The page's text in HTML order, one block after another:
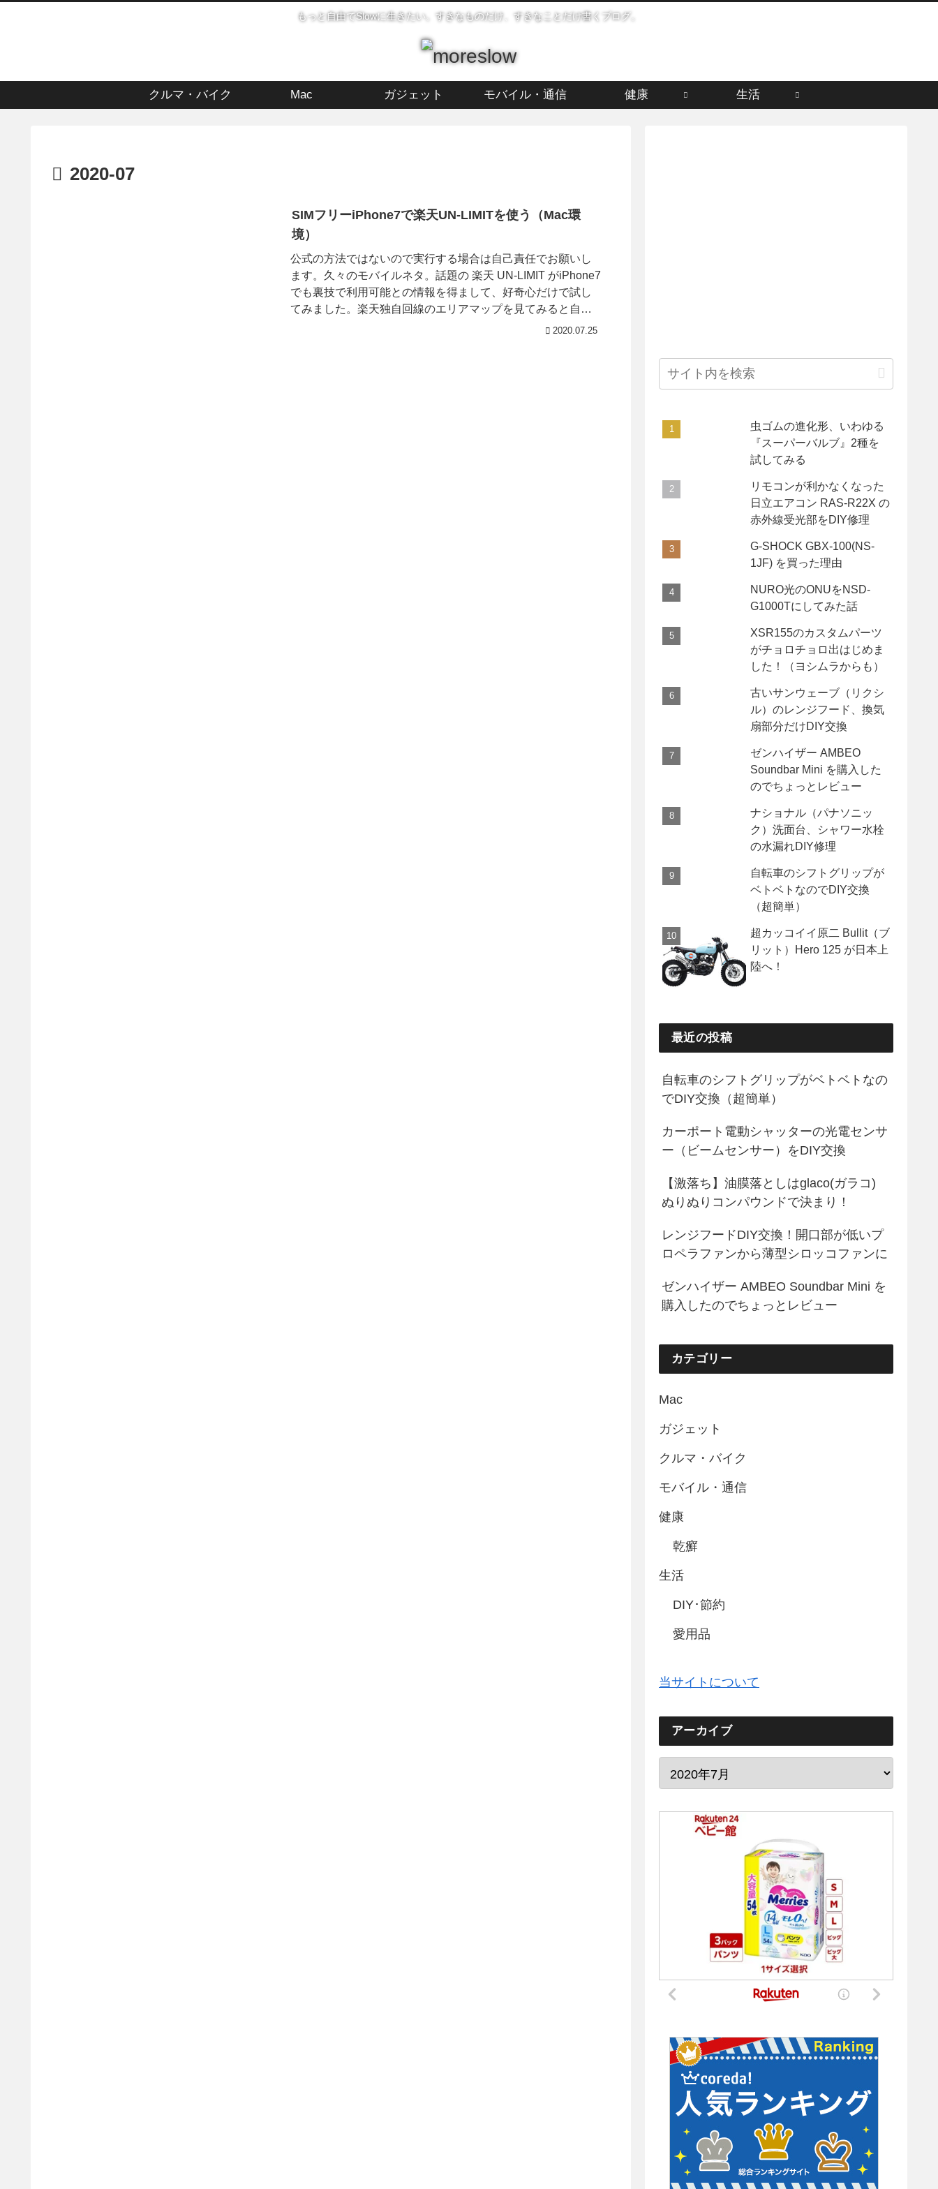
もっと自由でSlowに生きたい。すきなものだけ、すきなことだけ書くブログ。
クルマ・バイク Mac ガジェット モバイル・通信 健康 生活
2020-07
SIMフリーiPhone7で楽天UN-LIMITを使う（Mac環
境）
公式の方法ではないので実行する場合は自己責任でお願いし
ます。久々のモバイルネタ。話題の 楽天 UN-LIMIT がiPhone7
でも裏技で利用可能との情報を得まして、好奇心だけで試し
てみました。楽天独自回線のエリアマップを見てみると自宅
2020.07.25
虫ゴムの進化形、いわゆる
『スーパーバルブ』2種を
試してみる
リモコンが利かなくなった
日立エアコン RAS-R22X の
赤外線受光部をDIY修理
G-SHOCK GBX-100(NS-
1JF) を買った理由
NURO光のONUをNSD-
G1000Tにしてみた話
XSR155のカスタムパーツ
がチョロチョロ出はじめま
した！（ヨシムラからも）
古いサンウェーブ（リクシ
ル）のレンジフード、換気
扇部分だけDIY交換
ゼンハイザー AMBEO
Soundbar Mini を購入した
のでちょっとレビュー
ナショナル（パナソニッ
ク）洗面台、シャワー水栓
の水漏れDIY修理
自転車のシフトグリップが
ベトベトなのでDIY交換
（超簡単）
超カッコイイ原二 Bullit（ブ
リット）Hero 125 が日本上
陸へ！
最近の投稿
自転車のシフトグリップがベトベトなの
でDIY交換（超簡単）
カーポート電動シャッターの光電センサ
ー（ビームセンサー）をDIY交換
【激落ち】油膜落としはglaco(ガラコ)
ぬりぬりコンパウンドで決まり！
レンジフードDIY交換！開口部が低いプ
ロペラファンから薄型シロッコファンに
ゼンハイザー AMBEO Soundbar Mini を
購入したのでちょっとレビュー
カテゴリー
Mac
ガジェット
クルマ・バイク
モバイル・通信
健康
乾癬
生活
DIY･節約
愛用品
当サイトについて
アーカイブ